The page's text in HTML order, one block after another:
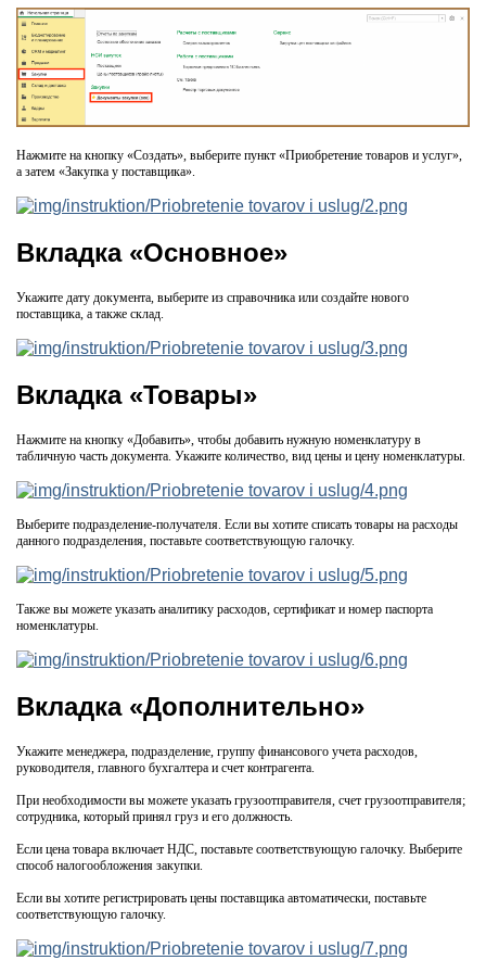
Нажмите на кнопку «Создать», выберите пункт «Приобретение товаров и услуг»,
а затем «Закупка у поставщика».
Вкладка «Основное»
Укажите дату документа, выберите из справочника или создайте нового
поставщика, а также склад.
Вкладка «Товары»
Нажмите на кнопку «Добавить», чтобы добавить нужную номенклатуру в
табличную часть документа. Укажите количество, вид цены и цену номенклатуры.
Выберите подразделение-получателя. Если вы хотите списать товары на расходы
данного подразделения, поставьте соответствующую галочку.
Также вы можете указать аналитику расходов, сертификат и номер паспорта
номенклатуры.
Вкладка «Дополнительно»
Укажите менеджера, подразделение, группу финансового учета расходов,
руководителя, главного бухгалтера и счет контрагента.
При необходимости вы можете указать грузоотправителя, счет грузоотправителя;
сотрудника, который принял груз и его должность.
Если цена товара включает НДС, поставьте соответствующую галочку. Выберите
способ налогообложения закупки.
Если вы хотите регистрировать цены поставщика автоматически, поставьте
соответствующую галочку.